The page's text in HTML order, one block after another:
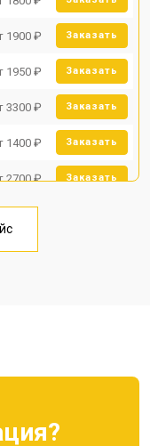
1900 ₽ Заказать
1950 ₽ Заказать
3300 ₽ Заказать
1400 ₽ Заказать
2700 ₽ Заказать
1750 ₽